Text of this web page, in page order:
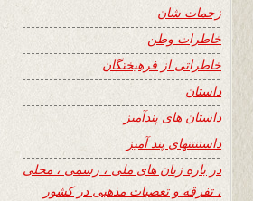
زحمات شان
خاطرات وطن
خاطراتی از فرهیختگان
داستان
داستان های پندآمیز
داستنتنهای پند آمیز
در باره زبان های ملی ، رسمی ، محلی
، تفرقه و تعصبات مذهبی در کشور